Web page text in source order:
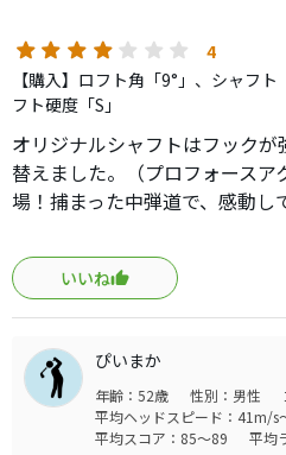
4
【購入】ロフト角「9°」、シャフ
フト硬度「S」
オリジナルシャフトはフック
替えました。（プロフォースア
場！捕まった中弾道で、感動し
X9.5MD7を使ってます。冬用
そうな勢いです。
いいね
ぴいまか
年齢：52歳 性別：男性
平均ヘッドスピード：41m/s
平均スコア：85～89
平均